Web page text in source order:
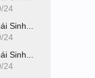
24
Sinh...
24
Sinh...
24